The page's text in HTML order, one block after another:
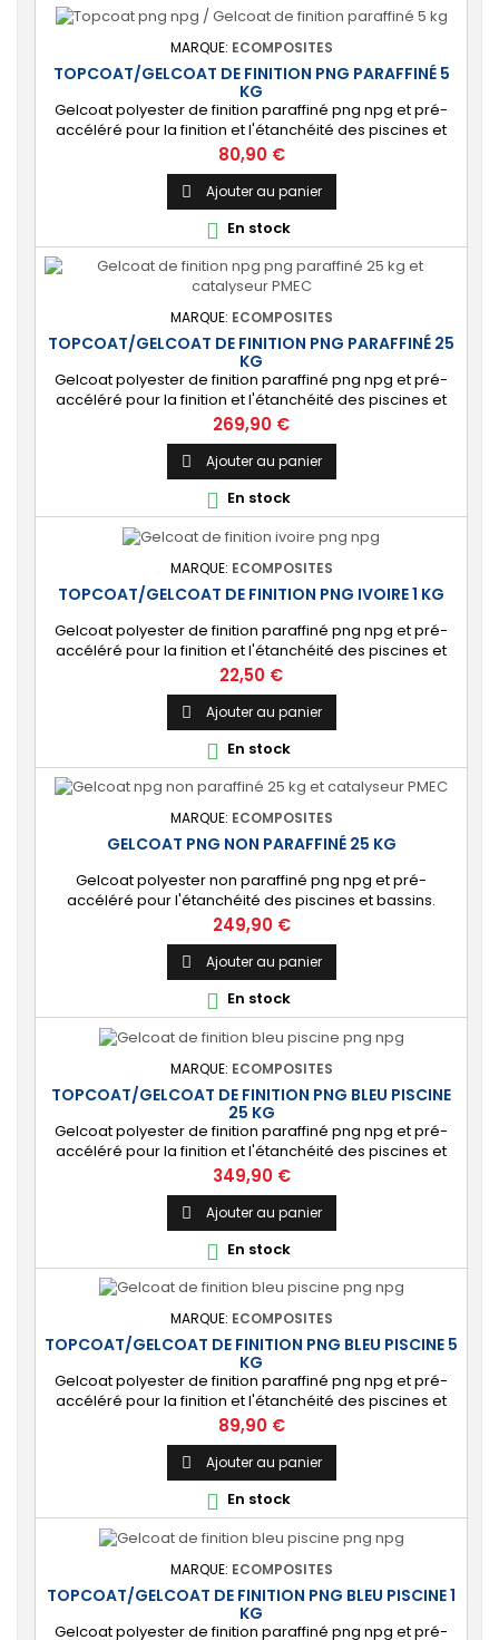
MARQUE: ECOMPOSITES
TOPCOAT/GELCOAT DE FINITION PNG PARAFFINÉ 5
KG
Gelcoat polyester de finition paraffiné png npg et pré-
accéléré pour la finition et l'étanchéité des piscines et
bassins. [Finition] : Fournit une couche extérieure lisse
brillante qualité immersion. [Étanche] : Étanchéifie votre
stratification résine et fibre de verre. Livré avec son
catalyseur PMEC 10 cl Couleurs : blanc, noir, incolore, vert,
nuances...
Prix
80,90 €
 Ajouter au panier
 En stock
MARQUE: ECOMPOSITES
TOPCOAT/GELCOAT DE FINITION PNG PARAFFINÉ 25
KG
Gelcoat polyester de finition paraffiné png npg et pré-
accéléré pour la finition et l'étanchéité des piscines et
bassins. [Finition] : Fournit une couche extérieure lisse
brillante qualité immersion. [Étanche] : Étanchéifie votre
stratification résine et fibre de verre. Livré avec son
catalyseur PMEC 50 cl Couleurs : blanc, noir, incolore,
vert, nuances...
Prix
269,90 €
 Ajouter au panier
 En stock
MARQUE: ECOMPOSITES
TOPCOAT/GELCOAT DE FINITION PNG IVOIRE 1 KG
Gelcoat polyester de finition paraffiné png npg et pré-
accéléré pour la finition et l'étanchéité des piscines et
bassins. [Finition] : Fournit une couche extérieure lisse
brillante qualité immersion. [Étanche] : Étanchéifie votre
stratification résine et fibre de verre. Livré avec son
catalyseur PMEC 2 cl
Prix
22,50 €
 Ajouter au panier
 En stock
MARQUE: ECOMPOSITES
GELCOAT PNG NON PARAFFINÉ 25 KG
Gelcoat polyester non paraffiné png npg et pré-
accéléré pour l'étanchéité des piscines et bassins.
[Finition] : Fournit une couche extérieure lisse brillante
qualité immersion. [Étanche] : Étanchéifie votre
stratification résine et fibre de verre. Livré avec son
catalyseur PMEC 50 cl Couleurs : blanc, noir, incolore,
vert, nuances de gris
Prix
249,90 €
 Ajouter au panier
 En stock
MARQUE: ECOMPOSITES
TOPCOAT/GELCOAT DE FINITION PNG BLEU PISCINE
25 KG
Gelcoat polyester de finition paraffiné png npg et pré-
accéléré pour la finition et l'étanchéité des piscines et
bassins. [Finition] : Fournit une couche extérieure lisse
brillante qualité immersion. [Étanche] : Étanchéifie votre
stratification résine et fibre de verre. Livré avec son
catalyseur PMEC 50 cl
Prix
349,90 €
 Ajouter au panier
 En stock
MARQUE: ECOMPOSITES
TOPCOAT/GELCOAT DE FINITION PNG BLEU PISCINE 5
KG
Gelcoat polyester de finition paraffiné png npg et pré-
accéléré pour la finition et l'étanchéité des piscines et
bassins. [Finition] : Fournit une couche extérieure lisse
brillante qualité immersion. [Étanche] : Étanchéifie votre
stratification résine et fibre de verre. Livré avec son
catalyseur PMEC 10 cl
Prix
89,90 €
 Ajouter au panier
 En stock
MARQUE: ECOMPOSITES
TOPCOAT/GELCOAT DE FINITION PNG BLEU PISCINE 1
KG
Gelcoat polyester de finition paraffiné png npg et pré-